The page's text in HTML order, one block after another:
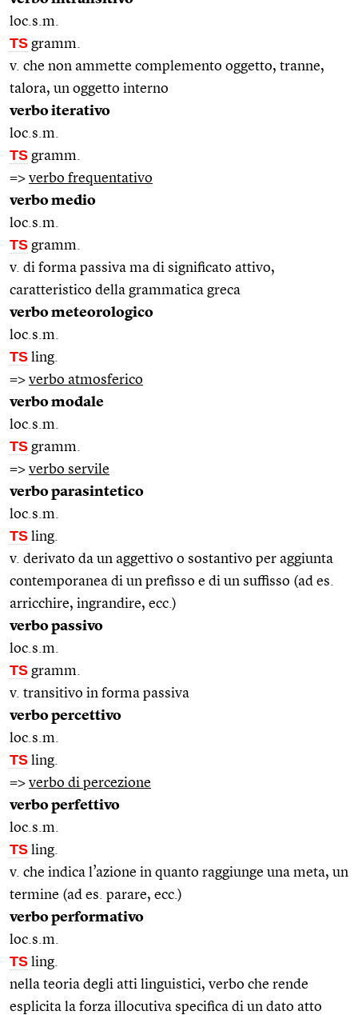
loc.s.m.
TS gramm.
v. che non ammette complemento oggetto, tranne,
talora, un oggetto interno
verbo iterativo
loc.s.m.
TS gramm.
=> verbo frequentativo
verbo medio
loc.s.m.
TS gramm.
v. di forma passiva ma di significato attivo,
caratteristico della grammatica greca
verbo meteorologico
loc.s.m.
TS ling.
=> verbo atmosferico
verbo modale
loc.s.m.
TS gramm.
=> verbo servile
verbo parasintetico
loc.s.m.
TS ling.
v. derivato da un aggettivo o sostantivo per aggiunta
contemporanea di un prefisso e di un suffisso (ad es.
arricchire, ingrandire, ecc.)
verbo passivo
loc.s.m.
TS gramm.
v. transitivo in forma passiva
verbo percettivo
loc.s.m.
TS ling.
=> verbo di percezione
verbo perfettivo
loc.s.m.
TS ling.
v. che indica l’azione in quanto raggiunge una meta, un
termine (ad es. parare, ecc.)
verbo performativo
loc.s.m.
TS ling.
nella teoria degli atti linguistici, verbo che rende
esplicita la forza illocutiva specifica di un dato atto